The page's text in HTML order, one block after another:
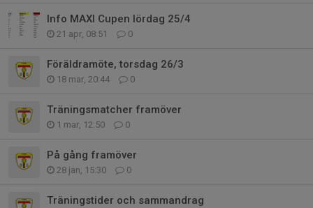
Info MAXI Cupen lördag 25/4
21 apr, 08:51 0
Föräldramöte, torsdag 26/3
18 mar, 20:44 0
Träningsmatcher framöver
1 mar, 12:50 0
På gång framöver
28 jan, 15:30 0
Träningstider och sammandrag